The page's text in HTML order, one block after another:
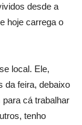
desde a
hoje carrega o
local. Ele,
da feira, debaixo
cá trabalhar
tenho